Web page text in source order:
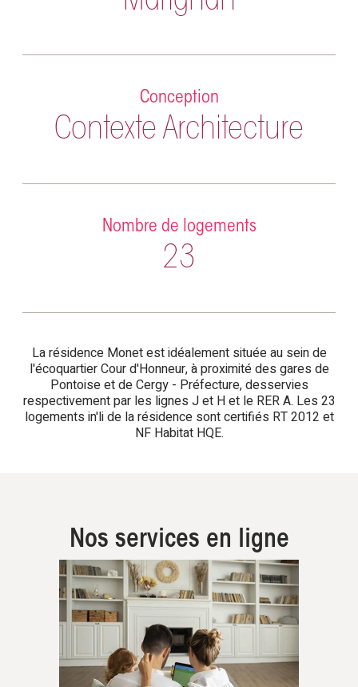
Conception
Contexte Architecture
Nombre de logements
23
La résidence Monet est idéalement située au sein de
l'écoquartier Cour d'Honneur, à proximité des gares de
Pontoise et de Cergy - Préfecture, desservies
respectivement par les lignes J et H et le RER A. Les 23
logements in'li de la résidence sont certifiés RT 2012 et
NF Habitat HQE.
Nos services en ligne